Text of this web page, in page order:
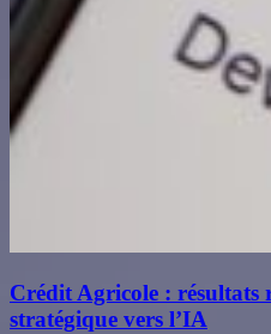
Crédit Agricole : résultats
stratégique vers l’IA